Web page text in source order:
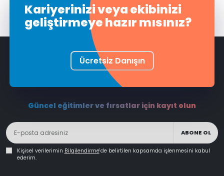
Kariyerinizi veya ekibinizi
geliştirmeye hazır mısınız?
Ücretsiz Danışın
Güncel eğitimler ve fırsatlar için kayıt olun
ABONE OL
Kişisel verilerimin Bilgilendirme'de belirtilen kapsamda işlenmesini kabul
ederim.